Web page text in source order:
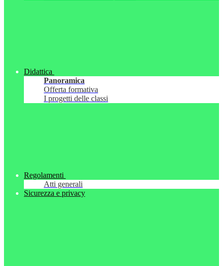
Didattica
Panoramica
Offerta formativa
I progetti delle classi
Regolamenti
Atti generali
Sicurezza e privacy